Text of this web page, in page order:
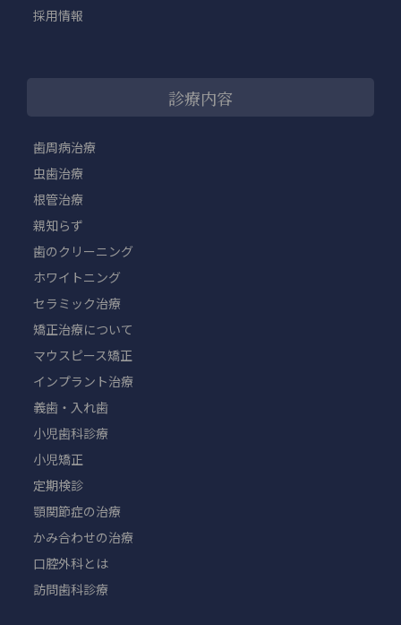
採用情報
診療内容
歯周病治療
虫歯治療
根管治療
親知らず
歯のクリーニング
ホワイトニング
セラミック治療
矯正治療について
マウスピース矯正
インプラント治療
義歯・入れ歯
小児歯科診療
小児矯正
定期検診
顎関節症の治療
かみ合わせの治療
口腔外科とは
訪問歯科診療